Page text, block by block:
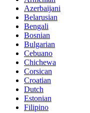
Azerbaijani
Belarusian
Bengali
Bosnian
Bulgarian
Cebuano
Chichewa
Corsican
Croatian
Dutch
Estonian
Filipino